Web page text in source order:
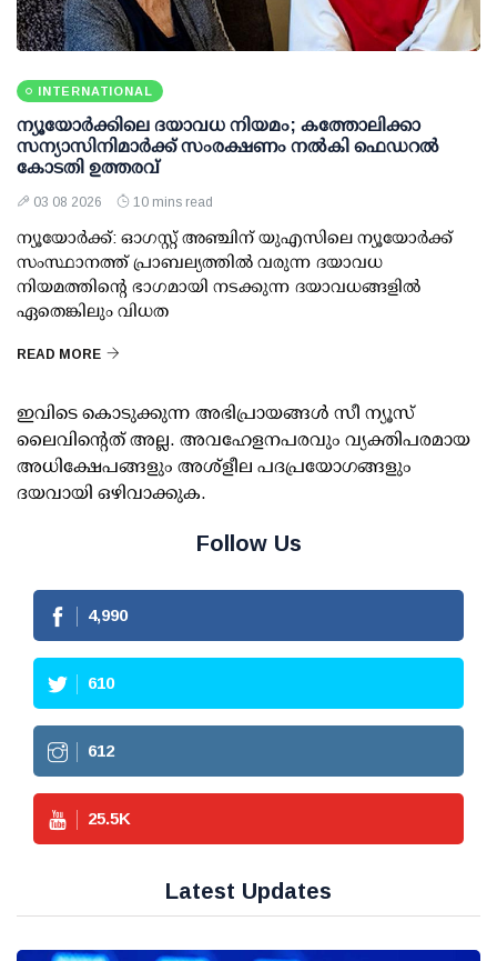
INTERNATIONAL
ന്യൂയോർക്കിലെ ദയാവധ നിയമം; കത്തോലിക്കാ
സന്യാസിനിമാർക്ക് സംരക്ഷണം നൽകി ഫെഡറല്‍
കോടതി ഉത്തരവ്
03 08 2026 10 mins read
ന്യൂയോർക്ക്: ഓഗസ്റ്റ് അഞ്ചിന് യുഎസിലെ ന്യൂയോർക്ക്
സംസ്ഥാനത്ത് പ്രാബല്യത്തിൽ വരുന്ന ദയാവധ
നിയമത്തിന്റെ ഭാഗമായി നടക്കുന്ന ദയാവധങ്ങളിൽ
ഏതെങ്കിലും വിധത
READ MORE
ഇവിടെ കൊടുക്കുന്ന അഭിപ്രായങ്ങള്‍ സീ ന്യൂസ്
ലൈവിന്റെത് അല്ല. അവഹേളനപരവും വ്യക്തിപരമായ
അധിക്ഷേപങ്ങളും അശ്‌ളീല പദപ്രയോഗങ്ങളും
ദയവായി ഒഴിവാക്കുക.
Follow Us
4,990
610
612
25.5K
Latest Updates